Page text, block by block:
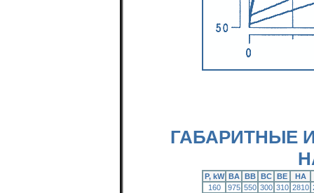
ГАБАРИТНЫЕ
P, kW BA BB BC BE
HA
160
975 550 300 310 2810